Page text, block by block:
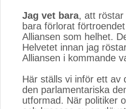
Jag vet bara, att röstar
bara förlorat
Alliansen som helhet.
Helvetet innan jag
Alliansen i kommande
Här ställs vi inför ett av
den parlamentariska
utformad. När politiker